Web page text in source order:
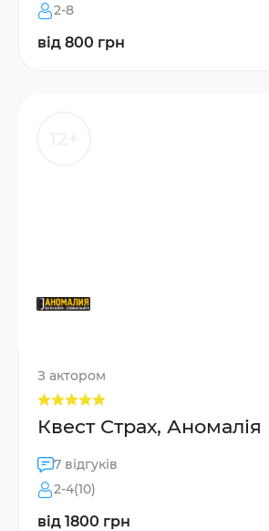
2-8
від 800 грн
З актором
Квест Страх, Аномалія
7 відгуків
2-4(10)
від 1800 грн